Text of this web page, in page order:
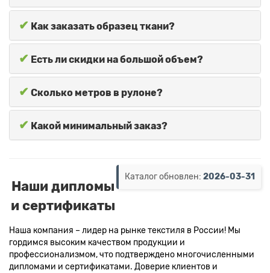
✔ Как заказать образец ткани?
✔ Есть ли скидки на большой объем?
✔ Сколько метров в рулоне?
✔ Какой минимальный заказ?
Каталог обновлен: 2026-03-31
Наши дипломы
и сертификаты
Наша компания – лидер на рынке текстиля в России! Мы
гордимся высоким качеством продукции и
профессионализмом, что подтверждено многочисленными
дипломами и сертификатами. Доверие клиентов и